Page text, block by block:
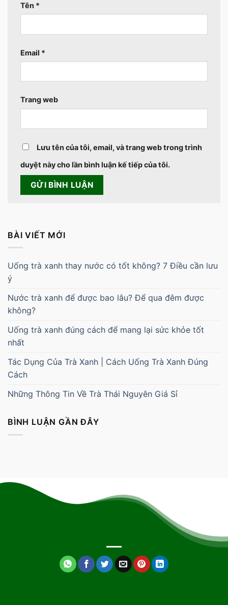
Tên *
Email *
Trang web
Lưu tên của tôi, email, và trang web trong trình
duyệt này cho lần bình luận kế tiếp của tôi.
BÀI VIẾT MỚI
Uống trà xanh thay nước có tốt không? 7 Điều cần lưu
ý
Nước trà xanh để được bao lâu? Để qua đêm được
không?
Uống trà xanh đúng cách để mang lại sức khỏe tốt
nhất
Tác Dụng Của Trà Xanh | Cách Uống Trà Xanh Đúng
Cách
Những Thông Tin Về Trà Thái Nguyên Giá Sỉ
BÌNH LUẬN GẦN ĐÂY